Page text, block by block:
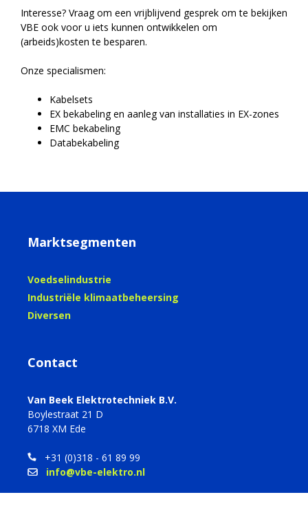
Interesse? Vraag om een vrijblijvend gesprek om te bekijken
VBE ook voor u iets kunnen ontwikkelen om
(arbeids)kosten te besparen.
Onze specialismen:
Kabelsets
EX bekabeling en aanleg van installaties in EX-zones
EMC bekabeling
Databekabeling
Marktsegmenten
Voedselindustrie
Industriële klimaatbeheersing
Diversen
Contact
Van Beek Elektrotechniek B.V.
Boylestraat 21 D
6718 XM Ede
+31 (0)318 - 61 89 99
info@vbe-elektro.nl